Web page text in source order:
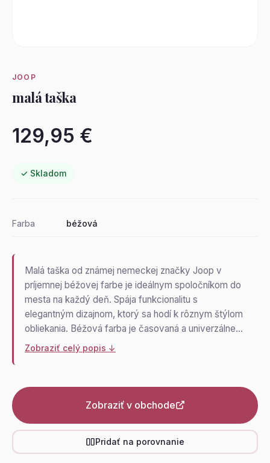
JOOP
malá taška
129,95 €
✓ Skladom
Farba béžová
Malá taška od známej nemeckej značky Joop v
príjemnej béžovej farbe je ideálnym spoločníkom do
mesta na každý deň. Spája funkcionalitu s
elegantným dizajnom, ktorý sa hodí k rôznym štýlom
obliekania. Béžová farba je časovaná a univerzálne…
Zobraziť celý popis ↓
Zobraziť v obchode
Pridať na porovnanie